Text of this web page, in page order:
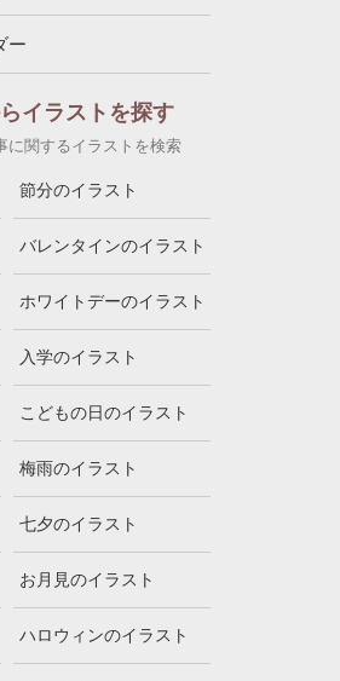
ー
イラストを探す
に関するイラストを検索
節分のイラスト
バレンタインのイラスト
ホワイトデーのイラスト
入学のイラスト
こどもの日のイラスト
梅雨のイラスト
七夕のイラスト
お月見のイラスト
ハロウィンのイラスト